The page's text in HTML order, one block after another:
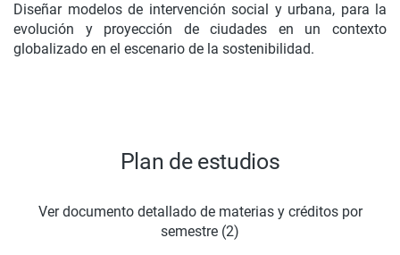
Diseñar modelos de intervención social y urbana, para la
evolución y proyección de ciudades en un contexto
globalizado en el escenario de la sostenibilidad.
Plan de estudios
Ver documento detallado de materias y créditos por
semestre (2)